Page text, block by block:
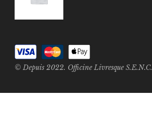
© Depuis 2022. Officine Livresque S.E.N.C.